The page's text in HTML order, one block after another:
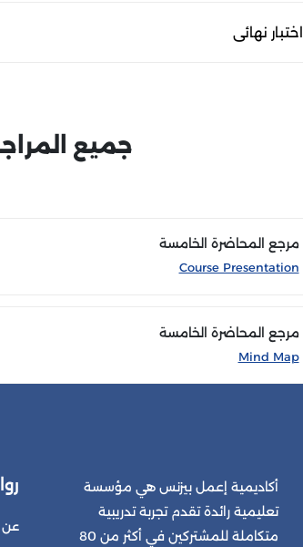
اختبار نهائى
جميع
مرجع المحاضرة الخامسة
Course Presentation
مرجع المحاضرة الخامسة
Mind Map
أكاديمية إعمل بيزنس هي مؤسسة
تعليمية رائدة تقدم تجربة تدريبية
متكاملة للمشتركين في أكثر من 80
عن